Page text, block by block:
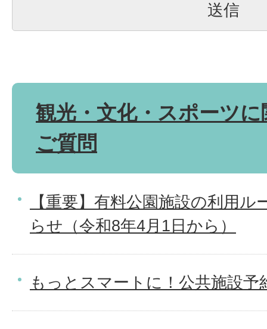
観光・文化・スポーツ
ご質問
【重要】有料公園施設の利用
らせ（令和8年4月1日から）
もっとスマートに！公共施設予